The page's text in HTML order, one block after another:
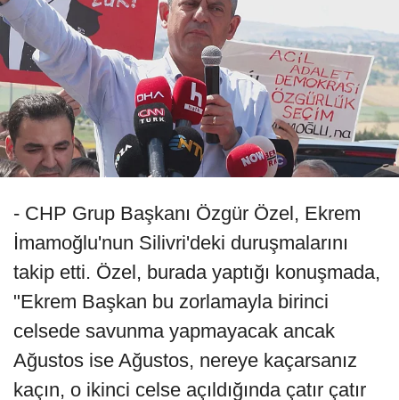
- CHP Grup Başkanı Özgür Özel, Ekrem
İmamoğlu'nun Silivri'deki duruşmalarını
takip etti. Özel, burada yaptığı konuşmada,
"Ekrem Başkan bu zorlamayla birinci
celsede savunma yapmayacak ancak
Ağustos ise Ağustos, nereye kaçarsanız
kaçın, o ikinci celse açıldığında çatır çatır